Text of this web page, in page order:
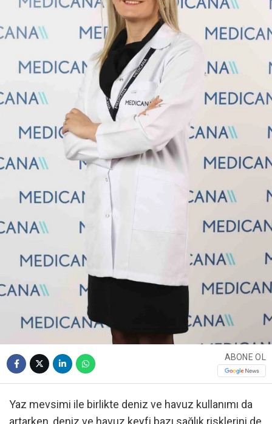
ABONE OL
Yaz mevsimi ile birlikte deniz ve havuz kullanımı da
artarken, deniz ve havuz keyfi bazı sağlık risklerini de